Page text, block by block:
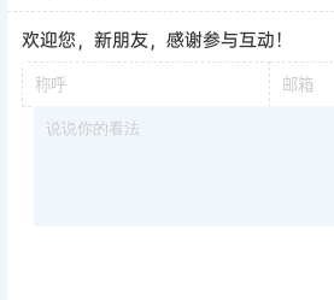
欢迎您，新朋友，感谢参与互动！